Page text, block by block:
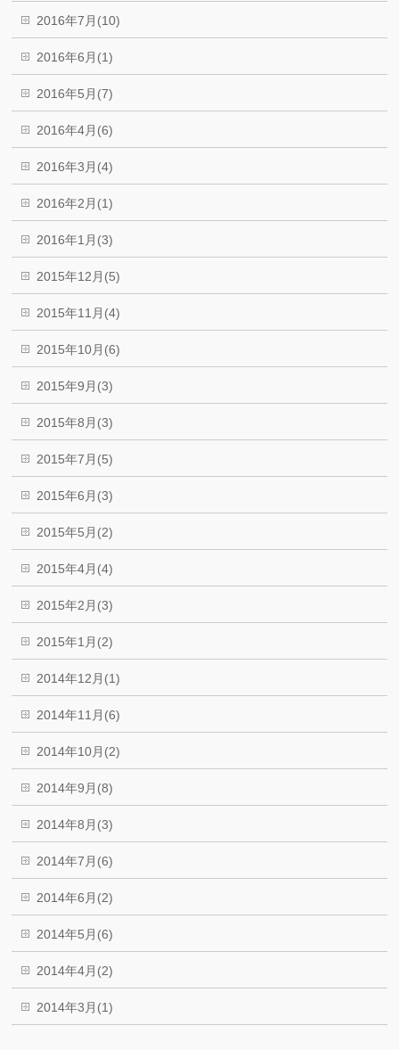
2016年7月(10)
2016年6月(1)
2016年5月(7)
2016年4月(6)
2016年3月(4)
2016年2月(1)
2016年1月(3)
2015年12月(5)
2015年11月(4)
2015年10月(6)
2015年9月(3)
2015年8月(3)
2015年7月(5)
2015年6月(3)
2015年5月(2)
2015年4月(4)
2015年2月(3)
2015年1月(2)
2014年12月(1)
2014年11月(6)
2014年10月(2)
2014年9月(8)
2014年8月(3)
2014年7月(6)
2014年6月(2)
2014年5月(6)
2014年4月(2)
2014年3月(1)